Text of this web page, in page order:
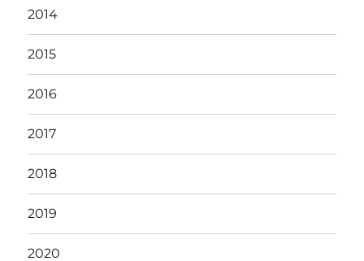
2012
2013
2014
2015
2016
2017
2018